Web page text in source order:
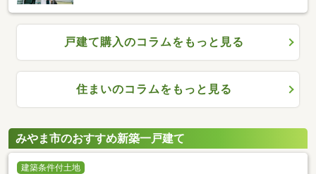
戸建て購入のコラムをもっと見る
住まいのコラムをもっと見る
みやま市のおすすめ新築一戸建て
建築条件付土地